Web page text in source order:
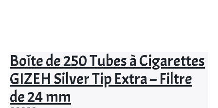
Boîte de 250 Tubes à Cigarettes
GIZEH Silver Tip Extra – Filtre
de 24 mm